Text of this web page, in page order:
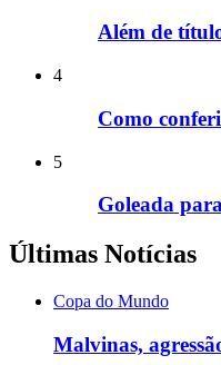
Além de
4
Como
5
Goleada
Últimas Notícias
Copa do Mundo
Malvinas,